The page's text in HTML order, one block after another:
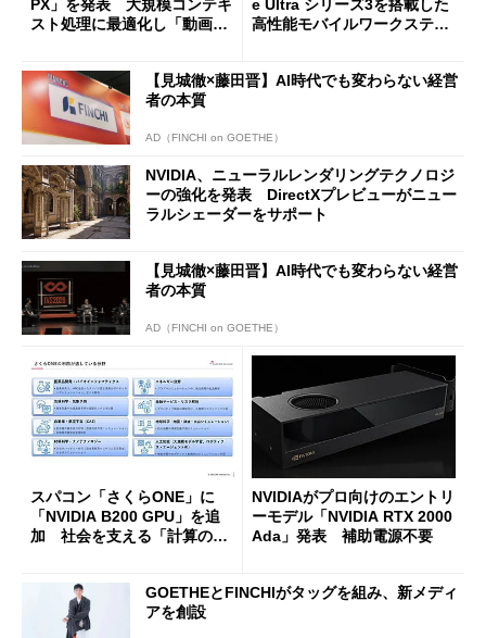
PX」を発表 大規模コンテキ
スト処理に最適化し「動画生
e Ultra シリーズ3を搭載した
高性能モバイルワークステー
【見城徹×藤田晋】AI時代でも変わらない経営
者の本質
AD（FINCHI on GOETHE）
NVIDIA、ニューラルレンダリングテクノロジ
ーの強化を発表 DirectXプレビューがニュー
ラルシェーダーをサポート
【見城徹×藤田晋】AI時代でも変わらない経営
者の本質
AD（FINCHI on GOETHE）
スパコン「さくらONE」に
「NVIDIA B200 GPU」を追
加 社会を支える「計算のイ
NVIDIAがプロ向けのエントリ
ーモデル「NVIDIA RTX 2000
Ada」発表 補助電源不要
GOETHEとFINCHIがタッグを組み、新メディ
アを創設